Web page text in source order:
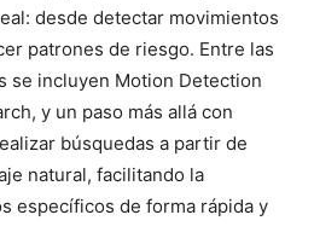
desde detectar movimientos
patrones de riesgo. Entre las
se incluyen Motion Detection
y un paso más allá con
búsquedas a partir de
natural, facilitando la
específicos de forma rápida y